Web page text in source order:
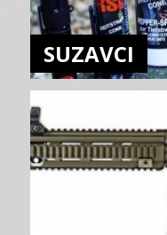
SUZAVCI